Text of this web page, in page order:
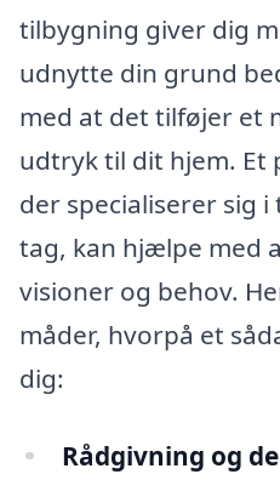
tilbygning giver dig
udnytte din grund
med at det tilføjer et
udtryk til dit hjem. Et
der specialiserer sig
tag, kan hjælpe med
visioner og behov.
måder, hvorpå et
dig:
Rådgivning og